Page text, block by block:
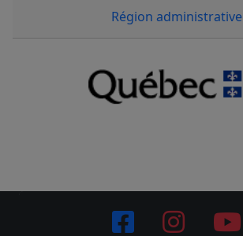
Région administrative